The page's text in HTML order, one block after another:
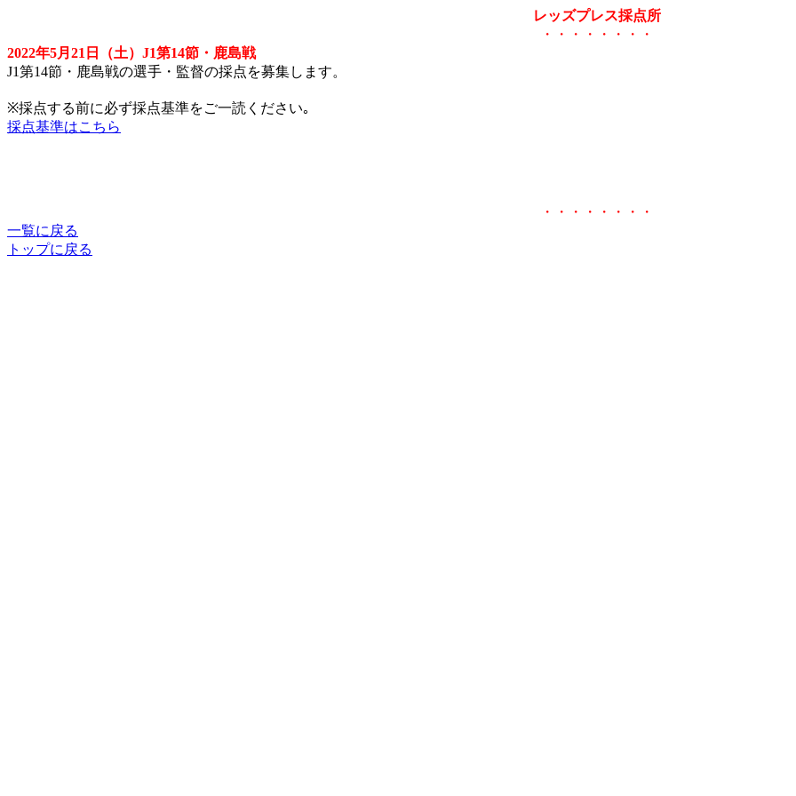
レッズプレス採点所
・・・・・・・・
2022年5月21日（土）J1第14節・鹿島戦
J1第14節・鹿島戦の選手・監督の採点を募集します。
※採点する前に必ず採点基準をご一読ください｡
採点基準はこちら
・・・・・・・・
一覧に戻る
トップに戻る